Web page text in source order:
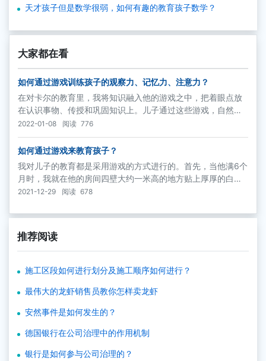
天才孩子但是数学很弱，如何有趣的教育孩子数学？
大家都在看
如何通过游戏训练孩子的观察力、记忆力、注意力？
在对卡尔的教育里，我将知识融入他的游戏之中，把着眼点放
在认识事物、传授和巩固知识上。儿子通过这些游戏，自然会
加深对事物的认识和了解，并且巩固这方面的知识。像“哪儿错
了？”“什么动物吃什么？”等等就属于这种情况。
2022-01-08 阅读 776
如何通过游戏来教育孩子？
我对儿子的教育都是采用游戏的方式进行的。首先，当他满6个
月时，我就在他的房间四壁大约一米高的地方贴上厚厚的白
纸，白纸上贴上用红纸剪下的文字和数字。在白纸的另一块地
子、帽子、席子、桌子、椅子等等。
2021-12-29 阅读 678
推荐阅读
施工区段如何进行划分及施工顺序如何进行？
最伟大的龙虾销售员教你怎样卖龙虾
安然事件是如何发生的？
德国银行在公司治理中的作用机制
银行是如何参与公司治理的？